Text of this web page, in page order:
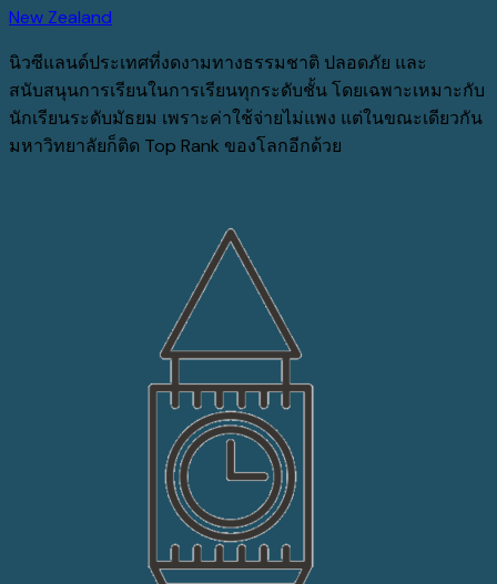
New Zealand
นิวซีแลนด์ประเทศที่งดงามทางธรรมชาติ ปลอดภัย และ
สนับสนุนการเรียนในการเรียนทุกระดับชั้นโดยเฉพาะเหมาะกับ
นักเรียนระดับมัธยม เพราะค่าใช้จ่ายไม่แพง แต่ในขณะเดียวกัน
มหาวิทยาลัยก็ติด Top Rank ของโลกอีกด้วย